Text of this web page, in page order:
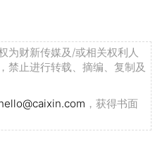
为财新传媒及/或相关权利人
禁止进行转载、摘编、复制及
，获得书面